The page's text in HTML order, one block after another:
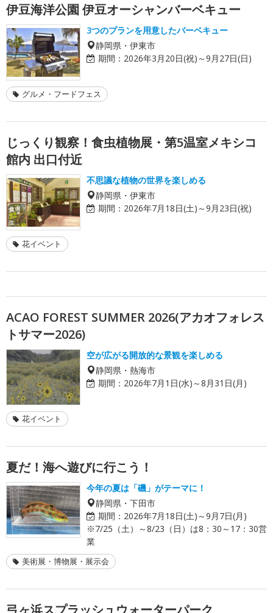
伊豆海洋公園 伊豆オーシャンバーベキュー
3つのプランを用意したバーベキュー
静岡県・伊東市
期間： 2026年3月20日(祝)～9月27日(日)
グルメ・フードフェス
じっくり観察！食虫植物展・第5温室メキシコ
館内 出口付近
不思議な植物の世界を楽しめる
静岡県・伊東市
期間： 2026年7月18日(土)～9月23日(祝)
花イベント
ACAO FOREST SUMMER 2026(アカオフォレス
トサマー2026)
空が広がる開放的な景観を楽しめる
静岡県・熱海市
期間： 2026年7月1日(水)～8月31日(月)
花イベント
夏だ！海へ遊びに行こう！
今年の夏は「磯」がテーマに！
静岡県・下田市
期間： 2026年7月18日(土)～9月7日(月)
※7/25（土）～8/23（日）は8：30～17：30営
業
美術展・博物展・展示会
弓ヶ浜スプラッシュウォーターパーク